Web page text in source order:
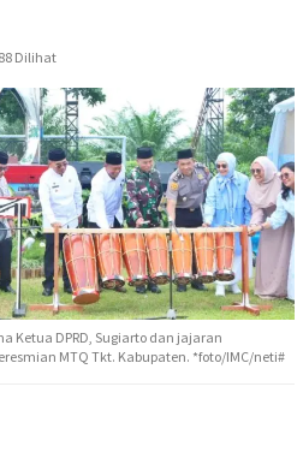
88 Dilihat
Ketua DPRD, Sugiarto dan jajaran
MTQ Tkt. Kabupaten. *foto/IMC/neti#